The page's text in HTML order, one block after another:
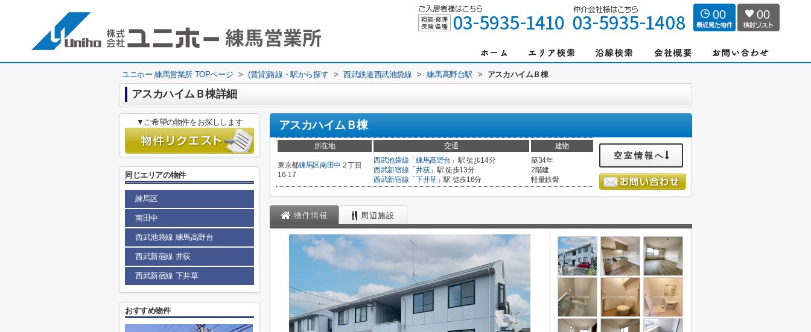
00 00
ユニホー 練馬営業所 TOPページ > (賃貸)路線・駅から探す > 西武鉄道西武池袋線 > 練馬高野台駅 > アスカハイムＢ棟
アスカハイムＢ棟詳細
アスカハイムＢ棟
所在地 交通 建物
東京都練馬区南田中 ２丁目
16-17
西武池袋線 「 練馬高野台 」駅 徒歩14分
西武新宿線 「 井荻」駅 徒歩13分
西武新宿線 「 下井草」駅 徒歩16分
築34年
2階建
軽量鉄骨
空室情報へ
物件情報 周辺施設
▼ご希望の物件をお探しします
同じエリアの物件
練馬区
南田中
西武池袋線 練馬高野台
西武新宿線 井荻
西武新宿線 下井草
おすすめ物件